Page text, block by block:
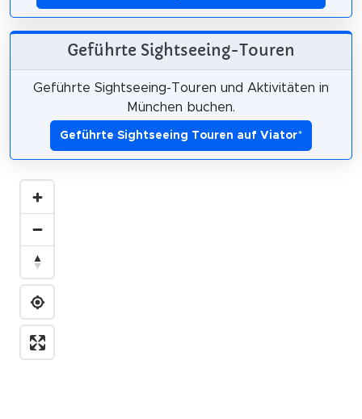
Geführte Sightseeing-Touren
Geführte Sightseeing-Touren und Aktivitäten in
München buchen.
Geführte Sightseeing Touren auf Viator*